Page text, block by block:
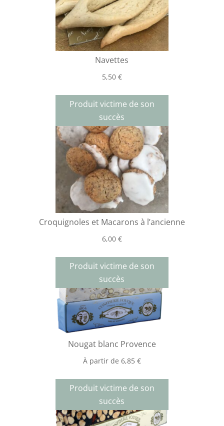
Navettes
5,50 €
Produit victime de son
succès
Croquignoles et Macarons à l’ancienne
6,00 €
Produit victime de son
succès
Nougat blanc Provence
À partir de 6,85 €
Produit victime de son
succès